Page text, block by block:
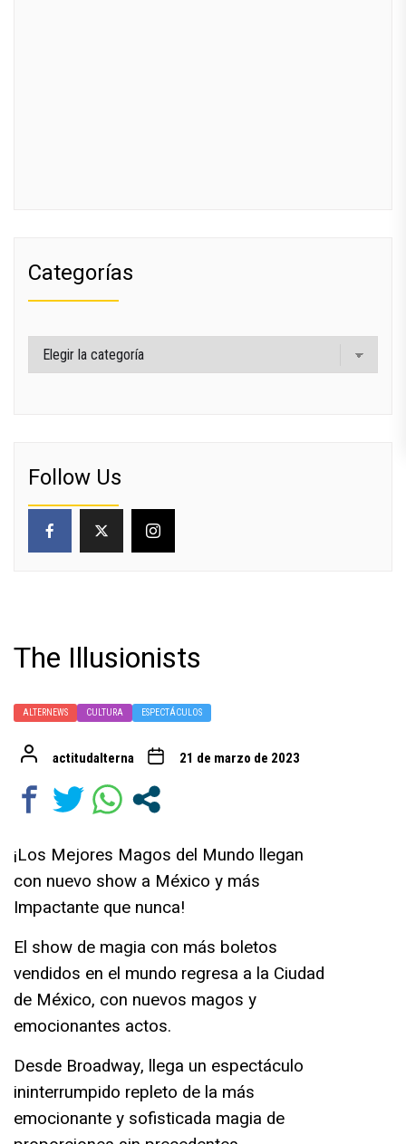
The Illusionists ​
ALTERNEWS CULTURA ESPECTÁCULOS
actitudalterna 21 de marzo de 2023
¡Los Mejores Magos del Mundo llegan
con nuevo show a México y más
Impactante que nunca!
El show de magia con más boletos
vendidos en el mundo regresa a la Ciudad
de México, con nuevos magos y
emocionantes actos.
Desde Broadway, llega un espectáculo
ininterrumpido repleto de la más
emocionante y sofisticada magia de
Categorías
Categorías
Follow Us